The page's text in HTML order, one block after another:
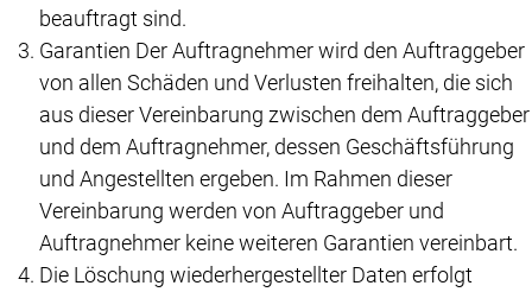
beauftragt sind.
Garantien Der Auftragnehmer wird den Auftraggeber
von allen Schäden und Verlusten freihalten, die sich
aus dieser Vereinbarung zwischen dem Auftraggeber
und dem Auftragnehmer, dessen Geschäftsführung
und Angestellten ergeben. Im Rahmen dieser
Vereinbarung werden von Auftraggeber und
Auftragnehmer keine weiteren Garantien vereinbart.
Die Löschung wiederhergestellter Daten erfolgt